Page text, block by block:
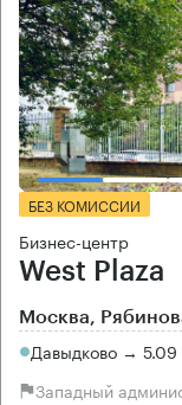
БЕЗ КОМИССИИ
Бизнес-центр
West Plaza
Москва,
Давыдково → 5.09
Западный